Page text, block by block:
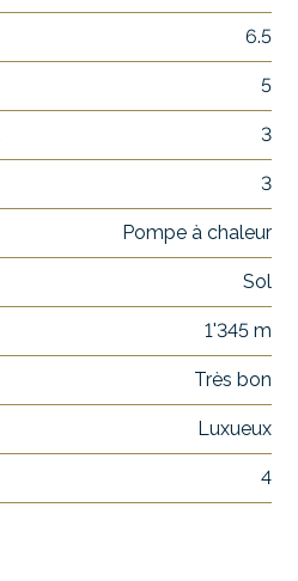
6.5
5
3
3
Pompe à chaleur
Sol
1'345 m
Très bon
Luxueux
4